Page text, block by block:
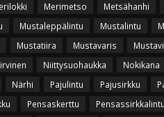
Merimetso Metsähanhi
Mustaleppälintu Mustalintu
Mustatiira Mustavaris
Niittysuohaukka Nokikana
Närhi Pajulintu Pajusirkku
Pensaskerttu Pensassirkkalintu